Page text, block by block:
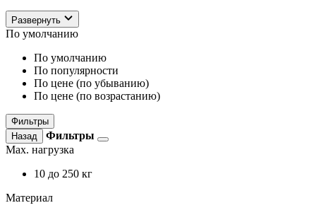
Развернуть
По умолчанию
По умолчанию
По популярности
По цене (по убыванию)
По цене (по возрастанию)
Фильтры
Назад
Фильтры
Max. нагрузка
10 до 250 кг
Материал